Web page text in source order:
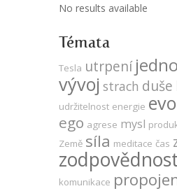
No results available
Témata
Tesla utrpení
vývoj strach duše
udržitelnost energie
ego agrese mysl
Země síla meditace čas
zodpovědnost
komunikace